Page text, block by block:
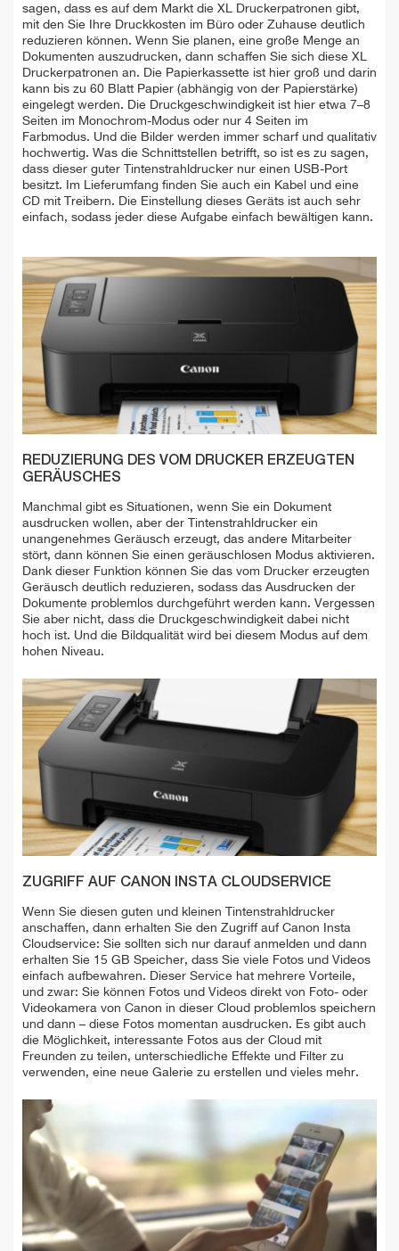
sagen, dass es auf dem Markt die XL Druckerpatronen gibt,
mit den Sie Ihre Druckkosten im Büro oder Zuhause deutlich
reduzieren können. Wenn Sie planen, eine große Menge an
Dokumenten auszudrucken, dann schaffen Sie sich diese XL
Druckerpatronen an. Die Papierkassette ist hier groß und darin
kann bis zu 60 Blatt Papier (abhängig von der Papierstärke)
eingelegt werden. Die Druckgeschwindigkeit ist hier etwa 7–8
Seiten im Monochrom-Modus oder nur 4 Seiten im
Farbmodus. Und die Bilder werden immer scharf und qualitativ
hochwertig. Was die Schnittstellen betrifft, so ist es zu sagen,
dass dieser guter Tintenstrahldrucker nur einen USB-Port
besitzt. Im Lieferumfang finden Sie auch ein Kabel und eine
CD mit Treibern. Die Einstellung dieses Geräts ist auch sehr
einfach, sodass jeder diese Aufgabe einfach bewältigen kann.
REDUZIERUNG DES VOM DRUCKER ERZEUGTEN
GERÄUSCHES
Manchmal gibt es Situationen, wenn Sie ein Dokument
ausdrucken wollen, aber der Tintenstrahldrucker ein
unangenehmes Geräusch erzeugt, das andere Mitarbeiter
stört, dann können Sie einen geräuschlosen Modus aktivieren.
Dank dieser Funktion können Sie das vom Drucker erzeugten
Geräusch deutlich reduzieren, sodass das Ausdrucken der
Dokumente problemlos durchgeführt werden kann. Vergessen
Sie aber nicht, dass die Druckgeschwindigkeit dabei nicht
hoch ist. Und die Bildqualität wird bei diesem Modus auf dem
hohen Niveau.
ZUGRIFF AUF CANON INSTA CLOUDSERVICE
Wenn Sie diesen guten und kleinen Tintenstrahldrucker
anschaffen, dann erhalten Sie den Zugriff auf Canon Insta
Cloudservice: Sie sollten sich nur darauf anmelden und dann
erhalten Sie 15 GB Speicher, dass Sie viele Fotos und Videos
einfach aufbewahren. Dieser Service hat mehrere Vorteile,
und zwar: Sie können Fotos und Videos direkt von Foto- oder
Videokamera von Canon in dieser Cloud problemlos speichern
und dann – diese Fotos momentan ausdrucken. Es gibt auch
die Möglichkeit, interessante Fotos aus der Cloud mit
Freunden zu teilen, unterschiedliche Effekte und Filter zu
verwenden, eine neue Galerie zu erstellen und vieles mehr.